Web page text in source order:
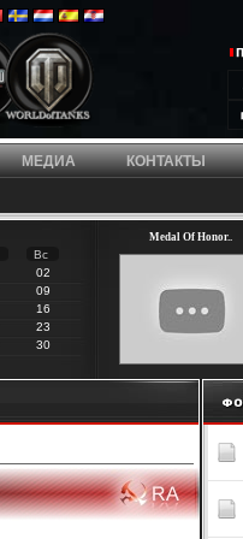
МЕДИА КОНТАКТЫ
Вс
02
09
16
23
30
Medal Of Honor..